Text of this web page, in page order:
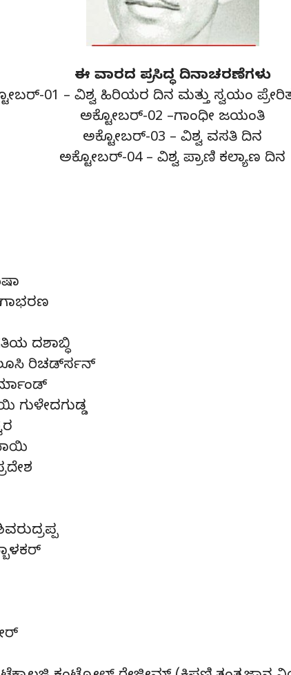
ಈ ವಾರದ ಪ್ರಸಿದ್ಧ ದಿನಾಚರಣೆಗಳು
01 – ವಿಶ್ವ ಹಿರಿಯರ ದಿನ ಮತ್ತು ಸ್ವಯಂ
ಅಕ್ಟೋಬರ್-02 –ಗಾಂಧೀ ಜಯಂತಿ
ಅಕ್ಟೋಬರ್-03 – ವಿಶ್ವ ವಸತಿ ದಿನ
ಅಕ್ಟೋಬರ್-04 – ವಿಶ್ವ ಪ್ರಾಣಿ ಕಲ್ಯಾಣ ದಿನ
ದಶಾಬ್ಧಿ
ರಿಚರ್ಡ್‍ಸನ್